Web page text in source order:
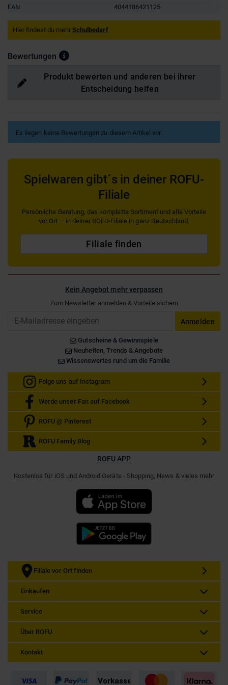
EAN
4044186421125
Hier findest du mehr Schulbedarf
Bewertungen
Produkt bewerten und anderen bei ihrer
Entscheidung helfen
Es liegen keine Bewertungen zu diesem Artikel vor.
Spielwaren gibt´s in deiner ROFU-
Filiale
Persönliche Beratung, das komplette Sortiment und alle Vorteile
vor Ort — in deiner ROFU-Filiale in ganz Deutschland.
Filiale finden
Kein Angebot mehr verpassen
Zum Newsletter anmelden & Vorteile sichern
Anmelden
Gutscheine & Gewinnspiele
Neuheiten, Trends & Angebote
Wissenswertes rund um die Familie
Folge uns auf Instagram
Werde unser Fan auf Facebook
ROFU @ Pinterest
ROFU Family Blog
ROFU APP
Kostenlos für iOS und Android Geräte - Shopping, News & vieles mehr
Filiale vor Ort finden
Einkaufen
Service
Über ROFU
Kontakt